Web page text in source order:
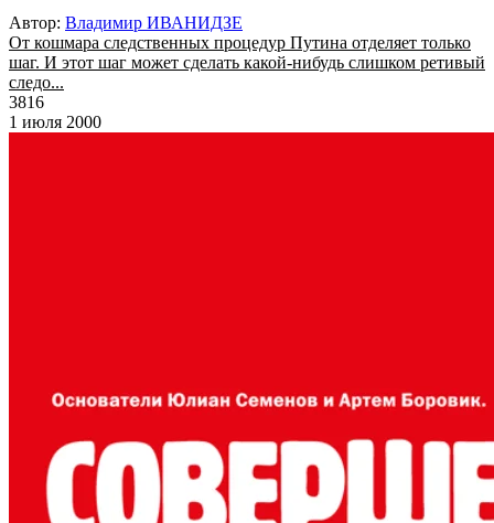
Автор: Владимир ИВАНИДЗЕ
От кошмара следственных процедур Путина отделяет только
шаг. И этот шаг может сделать какой-нибудь слишком ретивый
следо...
3816
1 июля 2000